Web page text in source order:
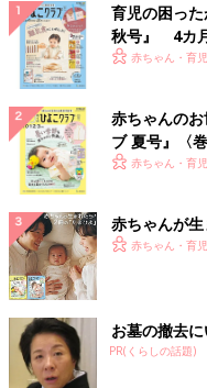
育児の困っ
秋号』 4カ
いっぱい！
赤ちゃん・育児
赤ちゃんの
ブ 夏号』〈
く！ おっぱ
赤ちゃん・育児
赤ちゃんが生
赤ちゃん・育児
お墓の撤去
PR(くらしの話題)